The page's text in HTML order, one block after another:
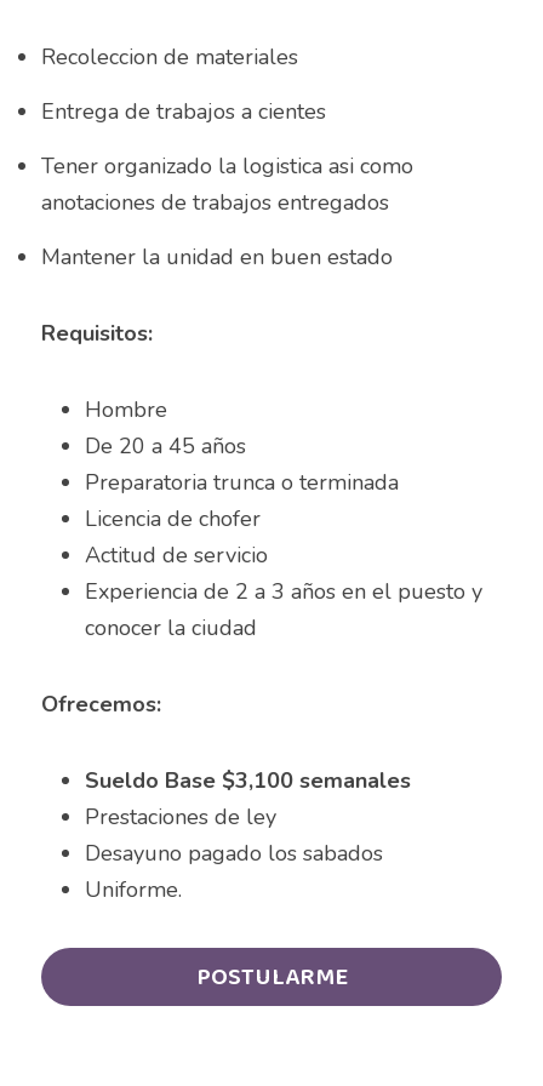
Almacenistas
Analista de Inventarios
Analista de precios unitarios
Asesor Bancario
Asesor comercial
Asesor de credito
asesor de ventas
Asesor de ventas
Asesor de Ventas
Asesor digital
Asesores Inmobiliarios
ASESOR INMOBILIARIO
Auditor
Auxiliar administrativo
Publica tu vacante
Recoleccion de materiales
Entrega de trabajos a cientes
Tener organizado la logistica asi como
anotaciones de trabajos entregados
Mantener la unidad en buen estado
Requisitos:
Hombre
De 20 a 45 años
Preparatoria trunca o terminada
Licencia de chofer
Actitud de servicio
Experiencia de 2 a 3 años en el puesto y
conocer la ciudad
Ofrecemos:
Sueldo Base $3,100 semanales
Prestaciones de ley
Desayuno pagado los sabados
POSTULARME